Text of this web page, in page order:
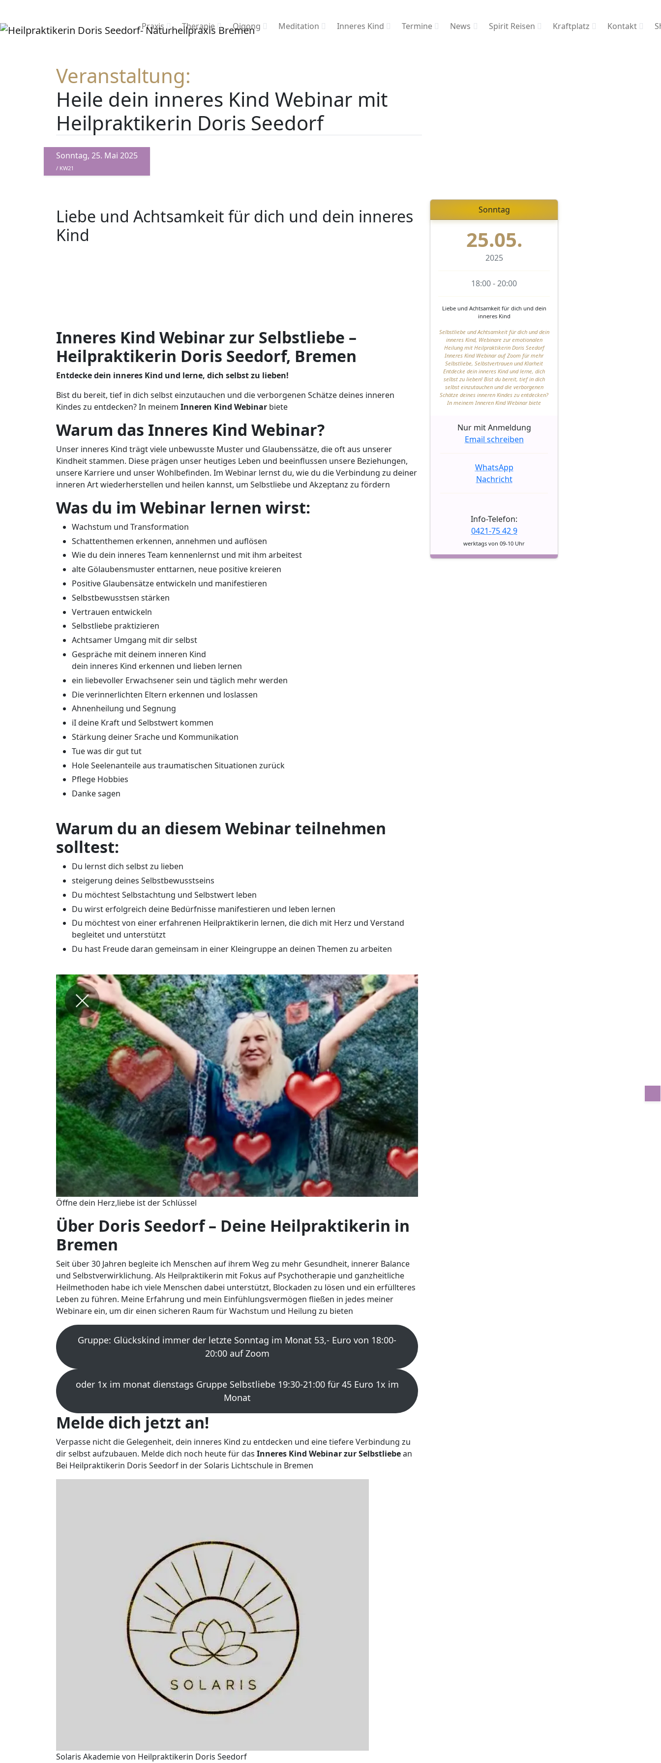
Praxis Therapie Qigong Meditation Inneres Kind Termine News Spirit Reisen Kraftplatz Kontakt
Veranstaltung:
Heile dein inneres Kind Webinar mit
Heilpraktikerin Doris Seedorf
Sonntag, 25. Mai 2025
/ KW21
Sonntag
25.05.
2025
18:00 - 20:00
Liebe und Achtsamkeit für dich und dein
inneres Kind
Selbstliebe und Achtsamkeit für dich und dein
inneres Kind, Webinare zur emotionalen
Heilung mit Heilpraktikerin Doris Seedorf
Inneres Kind Webinar auf Zoom für mehr
Selbstliebe, Selbstvertrauen und Klarheit
Entdecke dein inneres Kind und lerne, dich
selbst zu lieben! Bist du bereit, tief in dich
selbst einzutauchen und die verborgenen
Schätze deines inneren Kindes zu entdecken?
In meinem Inneren Kind Webinar biete
Nur mit Anmeldung
Email schreiben
WhatsApp
Nachricht
Info-Telefon:
0421-75 42 9
werktags von 09-10 Uhr
Liebe und Achtsamkeit für dich und dein inneres
Kind
Heilpraktikerin
Doris
Seedorf
Inneres Kind Webinar zur Selbstliebe –
Heilpraktikerin Doris Seedorf, Bremen
Entdecke dein inneres Kind und lerne, dich selbst zu lieben!
Bist du bereit, tief in dich selbst einzutauchen und die verborgenen Schätze deines inneren
Kindes zu entdecken? In meinem Inneren Kind Webinar biete
Warum das Inneres Kind Webinar?
Unser inneres Kind trägt viele unbewusste Muster und Glaubenssätze, die oft aus unserer
Kindheit stammen. Diese prägen unser heutiges Leben und beeinflussen unsere Beziehungen,
unsere Karriere und unser Wohlbefinden. Im Webinar lernst du, wie du die Verbindung zu deiner
inneren Art wiederherstellen und heilen kannst, um Selbstliebe und Akzeptanz zu fördern
Was du im Webinar lernen wirst:
Wachstum und Transformation
Schattenthemen erkennen, annehmen und auflösen
Wie du dein inneres Team kennenlernst und mit ihm arbeitest
alte Gölaubensmuster enttarnen, neue positive kreieren
Positive Glaubensätze entwickeln und manifestieren
Selbstbewusstsen stärken
Vertrauen entwickeln
Selbstliebe praktizieren
Achtsamer Umgang mit dir selbst
Gespräche mit deinem inneren Kind
dein inneres Kind erkennen und lieben lernen
ein liebevoller Erwachsener sein und täglich mehr werden
Die verinnerlichten Eltern erkennen und loslassen
Ahnenheilung und Segnung
iI deine Kraft und Selbstwert kommen
Stärkung deiner Srache und Kommunikation
Tue was dir gut tut
Hole Seelenanteile aus traumatischen Situationen zurück
Pflege Hobbies
Danke sagen
Warum du an diesem Webinar teilnehmen
solltest:
Du lernst dich selbst zu lieben
steigerung deines Selbstbewusstseins
Du möchtest Selbstachtung und Selbstwert leben
Du wirst erfolgreich deine Bedürfnisse manifestieren und leben lernen
Du möchtest von einer erfahrenen Heilpraktikerin lernen, die dich mit Herz und Verstand
begleitet und unterstützt
Du hast Freude daran gemeinsam in einer Kleingruppe an deinen Themen zu arbeiten
Öffne dein Herz,liebe ist der Schlüssel
Über Doris Seedorf – Deine Heilpraktikerin in
Bremen
Seit über 30 Jahren begleite ich Menschen auf ihrem Weg zu mehr Gesundheit, innerer Balance
und Selbstverwirklichung. Als Heilpraktikerin mit Fokus auf Psychotherapie und ganzheitliche
Heilmethoden habe ich viele Menschen dabei unterstützt, Blockaden zu lösen und ein erfüllteres
Leben zu führen. Meine Erfahrung und mein Einfühlungsvermögen fließen in jedes meiner
Webinare ein, um dir einen sicheren Raum für Wachstum und Heilung zu bieten
Gruppe: Glückskind immer der letzte Sonntag im Monat 53,- Euro von 18:00-
20:00 auf Zoom
oder 1x im monat dienstags Gruppe Selbstliebe 19:30-21:00 für 45 Euro 1x im
Monat
Melde dich jetzt an!
Verpasse nicht die Gelegenheit, dein inneres Kind zu entdecken und eine tiefere Verbindung zu
dir selbst aufzubauen. Melde dich noch heute für das Inneres Kind Webinar zur Selbstliebean
Bei Heilpraktikerin Doris Seedorf in der Solaris Lichtschule in Bremen
Solaris Akademie von Heilpraktikerin Doris Seedorf